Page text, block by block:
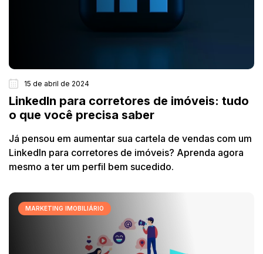
15 de abril de 2024
LinkedIn para corretores de imóveis: tudo
o que você precisa saber
Já pensou em aumentar sua cartela de vendas com um
LinkedIn para corretores de imóveis? Aprenda agora
mesmo a ter um perfil bem sucedido.
MARKETING IMOBILIÁRIO